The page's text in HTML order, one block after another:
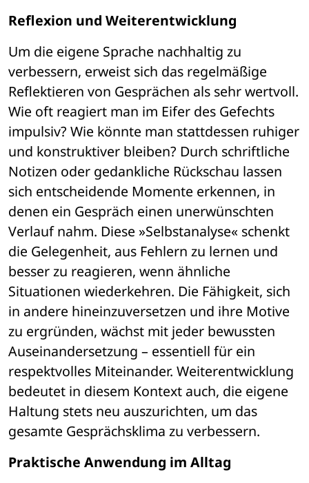
Reflexion und Weiterentwicklung
Um die eigene Sprache nachhaltig zu
verbessern, erweist sich das regelmäßige
Reflektieren von Gesprächen als sehr wertvoll.
Wie oft reagiert man im Eifer des Gefechts
impulsiv? Wie könnte man stattdessen ruhiger
und konstruktiver bleiben? Durch schriftliche
Notizen oder gedankliche Rückschau lassen
sich entscheidende Momente erkennen, in
denen ein Gespräch einen unerwünschten
Verlauf nahm. Diese »Selbstanalyse« schenkt
die Gelegenheit, aus Fehlern zu lernen und
besser zu reagieren, wenn ähnliche
Situationen wiederkehren. Die Fähigkeit, sich
in andere hineinzuversetzen und ihre Motive
zu ergründen, wächst mit jeder bewussten
Auseinandersetzung – essentiell für ein
respektvolles Miteinander. Weiterentwicklung
bedeutet in diesem Kontext auch, die eigene
Haltung stets neu auszurichten, um das
gesamte Gesprächsklima zu verbessern.
Praktische Anwendung im Alltag